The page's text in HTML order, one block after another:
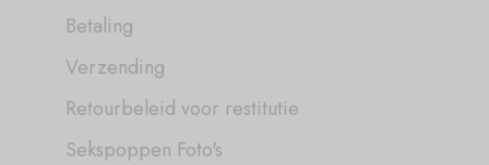
Betaling
Verzending
Retourbeleid voor restitutie
Sekspoppen Foto's